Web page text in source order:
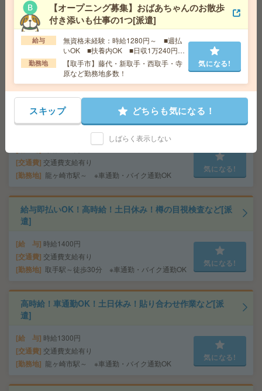
給与即払いOK！高時給！土日休み！ピッキング・仕分け
[派遣]
給 与 時給1700円
交通費 交通費支給有り
勤務地 万博記念公園駅～車8分 ※車通勤・バイク通
気になる!
給与即払いOK！高時給！土日休み！日勤のお仕事！製品
の包装[派遣]
交通費 交通費支給有り
勤務地 龍ヶ崎市駅～ ※車通勤・バイク通勤OK
気になる!
給与即払いOK！高時給！土日休み！樽の目視検査など[派
遣]
給 与 時給1400円
交通費 交通費支給有り
勤務地 取手駅～徒歩30分 ※車通勤・バイク通勤OK
気になる!
高時給！車通勤OK！土日休み！貼り合わせ作業など[派
遣]
給 与 時給1300円
交通費 交通費支給有り
勤務地 龍ヶ崎市駅～ ※車通勤・バイク通勤OK
気になる!
【オープニング募集】おばあちゃんのお散歩
付き添いも仕事の1つ[派遣]
給与
無資格未経験：時給1280円～ ■週払
いOK ■扶養内OK ■日収1万240円以
上
勤務地
【取手市】藤代・新取手・西取手・寺
原など勤務地多数！
気になる!
スキップ どちらも気になる！
しばらく表示しない